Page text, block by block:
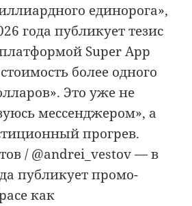
единорога»,
года публикует тезис
Super App
более одного
Это уже не
мессенджером», а
прогрев.
/ @andrei_vestov — в
публикует промо-
как